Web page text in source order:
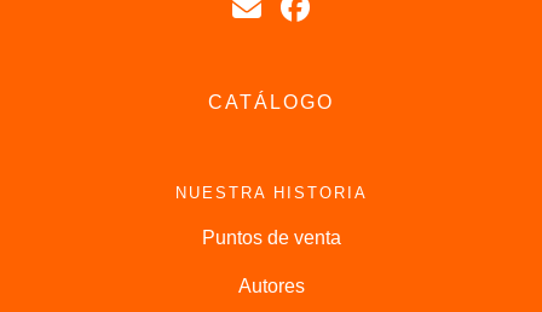
CATÁLOGO
NUESTRA HISTORIA
Puntos de venta
Autores